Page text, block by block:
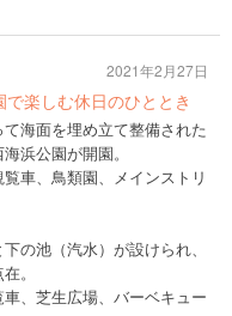
楽しむ休日のひととき
海面を埋め立て整備された
浜公園が開園。
車、鳥類園、メインストリ
の池（汽水）が設けられ、
。
、芝生広場、バーベキュー
2021年2月27日